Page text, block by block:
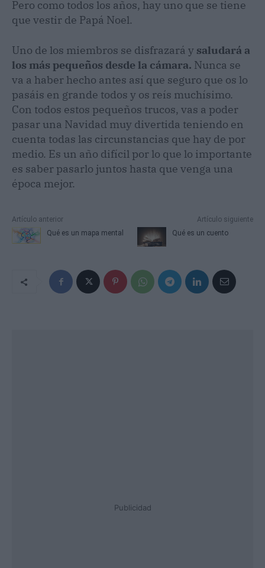
Pero como todos los años, hay uno que se tiene
que vestir de Papá Noel.
Uno de los miembros se disfrazará y saludará a
los más pequeños desde la cámara. Nunca se
va a haber hecho antes así que seguro que os lo
pasáis en grande todos y os reís muchísimo.
Con todos estos pequeños trucos, vas a poder
pasar una Navidad muy divertida teniendo en
cuenta todas las circunstancias que hay de por
medio. Es un año difícil por lo que lo importante
es saber pasarlo juntos hasta que venga una
época mejor.
Artículo anterior
Qué es un mapa mental
Artículo siguiente
Qué es un cuento
Publicidad